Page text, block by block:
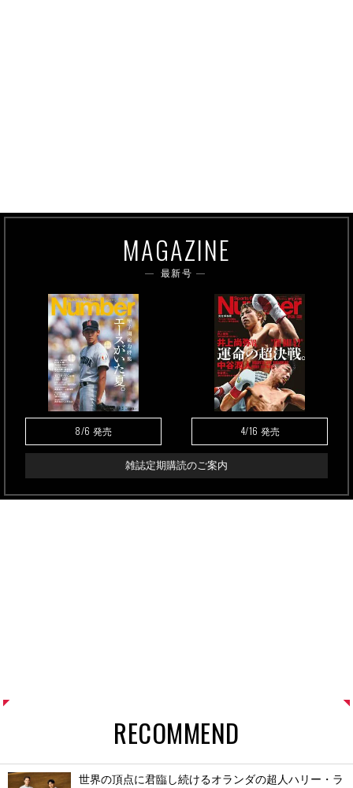
MAGAZINE
最新号
8/6 発売 4/16 発売
雑誌定期購読のご案内
RECOMMEND
世界の頂点に君臨し続けるオランダの超人ハリー・ラ